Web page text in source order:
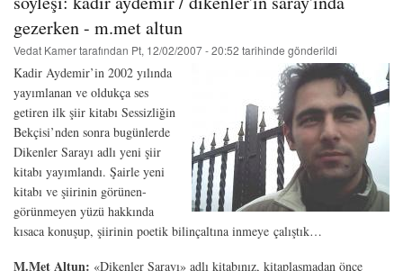
gezerken - m.met altun
Vedat Kamertarafından Pt, 12/02/2007 - 20:52 tarihinde gönderildi
Kadir Aydemir’in 2002 yılında
yayımlanan ve oldukça ses
getiren ilk şiir kitabı Sessizliğin
Bekçisi’nden sonra bugünlerde
Dikenler Sarayı adlı yeni şiir
kitabı yayımlandı. Şairle yeni
kitabı ve şiirinin görünen-
görünmeyen yüzü hakkında
kısaca konuşup, şiirinin poetik bilinçaltına inmeye çalıştık…
M.Met Altun: «Dikenler Sarayı» adlı kitabınız, kitaplaşmadan önce